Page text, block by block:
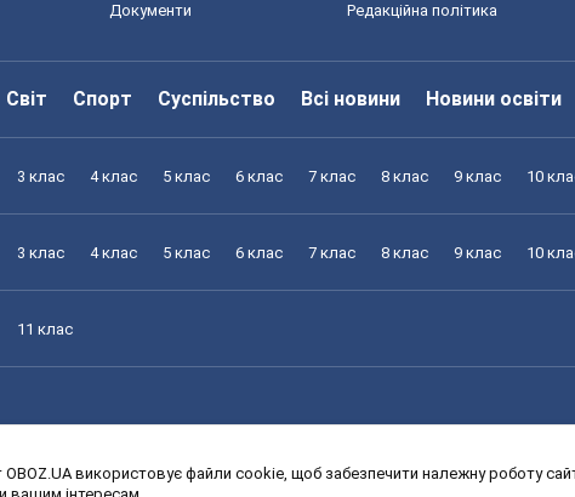
Документи Редакційна політика
Світ Спорт Суспільство Всі новини Новини освіти
3 клас 4 клас 5 клас 6 клас 7 клас 8 клас 9 клас 10
3 клас 4 клас 5 клас 6 клас 7 клас 8 клас 9 клас 10
11 клас
3 клас 4 клас 5 клас 6 клас 7 клас 8 клас 9 клас 10
використовує файли cookie, щоб забезпечити належну роботу